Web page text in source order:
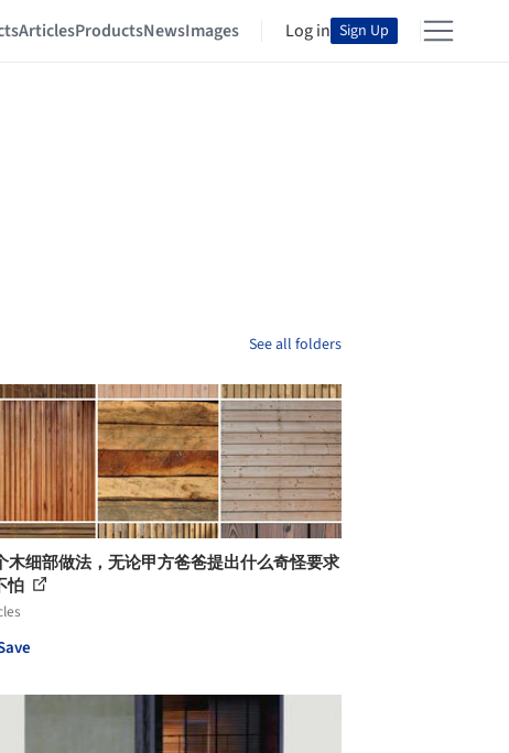
ArticlesProductsNewsImages Log in Sign Up
See all folders
木细部做法，无论甲方爸爸提出什么奇怪要求
怕